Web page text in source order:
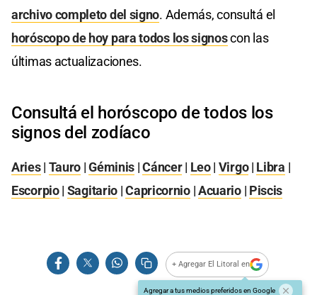
archivo completo del signo. Además, consultá el
horóscopo de hoy para todos los signoscon las
últimas actualizaciones.
Consultá el horóscopo de todos los
signos del zodíaco
Aries| Tauro |Géminis |Cáncer| Leo| Virgo| Libra |
Escorpio| Sagitario |Capricornio|Acuario| Piscis
+ Agregar El Litoral en
Agregar a tus medios preferidos en Google